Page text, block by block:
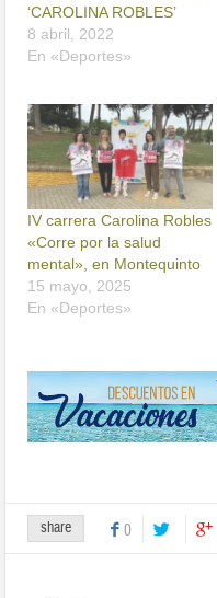
‘CAROLINA ROBLES’
8 abril, 2022
En «Deportes»
IV carrera Carolina Robles
«Corre por la salud
mental», en Montequinto
15 mayo, 2025
En «Deportes»
share 0